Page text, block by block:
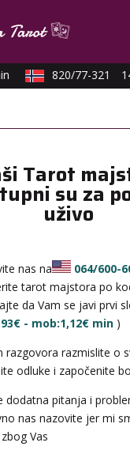
820/77-321
Tarot
su za
uživo
nas na 064/600-
tarot majstora po
da Vam se javi prvi
- mob:1,12€ min )
razgovora razmislite o
odluke i započenite
dodatna pitanja i
nas nazovite jer mi
Vas